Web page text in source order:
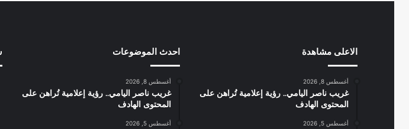
الاعلى مشاهدة
أغسطس 8, 2026
غريب ناصر اليامي.. رؤية إعلامية تُراهن على
المحتوى الهادف
أغسطس 5, 2026
احدث الموضوعات
أغسطس 8, 2026
غريب ناصر اليامي.. رؤية إعلامية تُراهن على
المحتوى الهادف
أغسطس 5, 2026